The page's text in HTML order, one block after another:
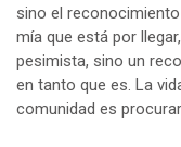
sino el
mía que está por
pesimista, sino un
en tanto que es. La
comunidad es